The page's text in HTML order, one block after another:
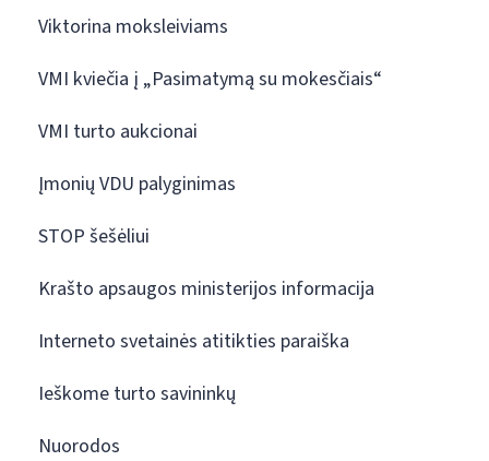
Viktorina moksleiviams
VMI kviečia į „Pasimatymą su mokesčiais“
VMI turto aukcionai
Įmonių VDU palyginimas
STOP šešėliui
Krašto apsaugos ministerijos informacija
Interneto svetainės atitikties paraiška
Ieškome turto savininkų
Nuorodos